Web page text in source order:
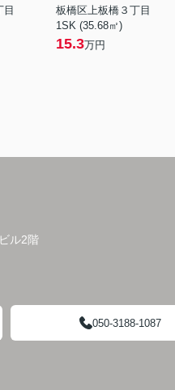
目
板橋区上板橋３丁目
1SK (35.68㎡)
15.3万円
ル2階
050-3188-1087